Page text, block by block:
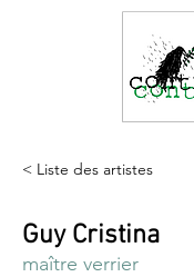
< Liste des artistes
Guy Cristina
maître verrier